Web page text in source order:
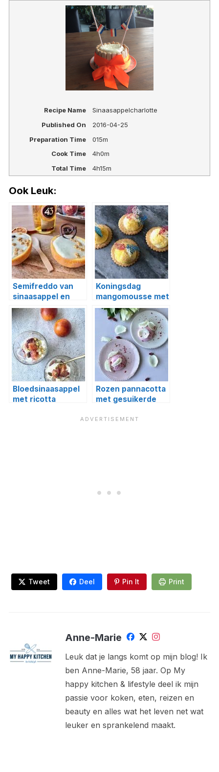
Recipe Name
Sinaasappelcharlotte
Published On
2016-04-25
Preparation Time
015m
Cook Time
4h0m
Total Time
4h15m
Ook Leuk:
Semifreddo van
sinaasappel en
Licor 43
Koningsdag
mangomousse met
koraal tuile
Bloedsinaasappel
met ricotta
Rozen pannacotta
met gesuikerde
Tweet Deel Pin It Print
Anne-Marie
Leuk dat je langs komt op mijn blog! Ik
ben Anne-Marie, 58 jaar. Op My
happy kitchen & lifestyle deel ik mijn
passie voor koken, eten, reizen en
beauty en alles wat het leven net wat
leuker en sprankelend maakt.